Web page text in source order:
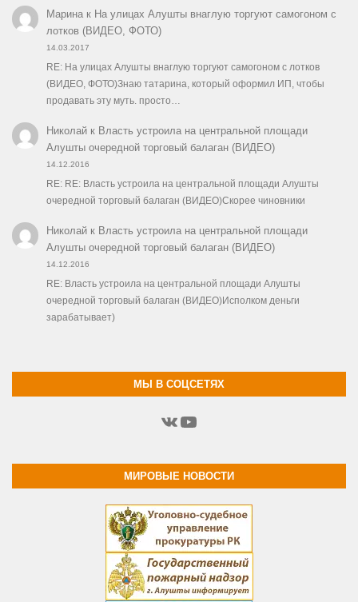
Маринак На улицах Алушты внаглую торгуют самогоном с
лотков (ВИДЕО, ФОТО)
14.03.2017
RE: На улицах Алушты внаглую торгуют самогоном с лотков
(ВИДЕО, ФОТО)Знаю татарина, который оформил ИП, чтобы
продавать эту муть. просто…
Николайк Власть устроила на центральной площади
Алушты очередной торговый балаган (ВИДЕО)
14.12.2016
RE: RE: Власть устроила на центральной площади Алушты
очередной торговый балаган (ВИДЕО)Скорее чиновники
Николайк Власть устроила на центральной площади
Алушты очередной торговый балаган (ВИДЕО)
14.12.2016
RE: Власть устроила на центральной площади Алушты
очередной торговый балаган (ВИДЕО)Исполком деньги
зарабатывает)
МЫ В СОЦСЕТЯХ
ВКонтакте
YouTube
МИРОВЫЕ НОВОСТИ